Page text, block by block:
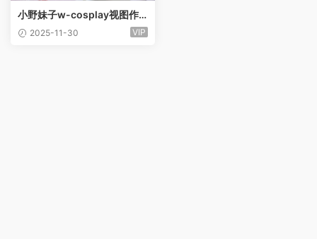
小野妹子w-cosplay视图作
品合集[48套]
2025-11-30 VIP